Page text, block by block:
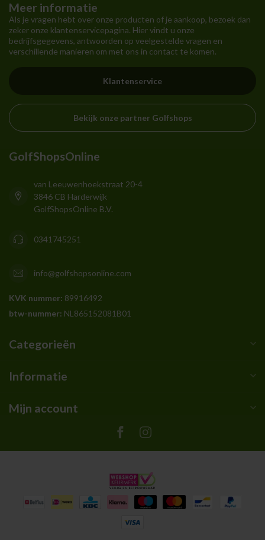
Meer informatie
Als je vragen hebt over onze producten of je aankoop, bezoek dan
zeker onze klantenservicepagina. Hier vindt u onze
bedrijfsgegevens, antwoorden op veelgestelde vragen en
verschillende manieren om met ons in contact te komen.
Klantenservice
Bekijk onze partner Golfshops
GolfShopsOnline
van Leeuwenhoekstraat 20-4
3846 CB Harderwijk
GolfShopsOnline B.V.
0341745251
info@golfshopsonline.com
KVK nummer: 89916492
btw-nummer: NL865152081B01
Categorieën
Informatie
Mijn account